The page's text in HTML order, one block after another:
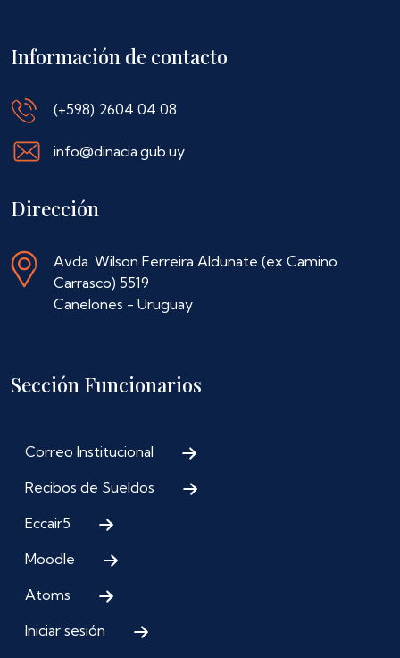
Información de contacto
(+598) 2604 04 08
info@dinacia.gub.uy
Dirección
Avda. Wilson Ferreira Aldunate (ex Camino
Carrasco) 5519
Canelones - Uruguay
Sección Funcionarios
Correo Institucional
Recibos de Sueldos
Eccair5
Moodle
Atoms
Iniciar sesión